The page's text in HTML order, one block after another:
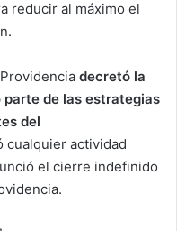
reducir al máximo el
decretó la
parte de las estrategias
del
cualquier actividad
el cierre indefinido